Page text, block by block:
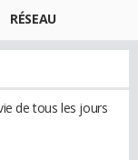
RÉSEAU
de tous les jours